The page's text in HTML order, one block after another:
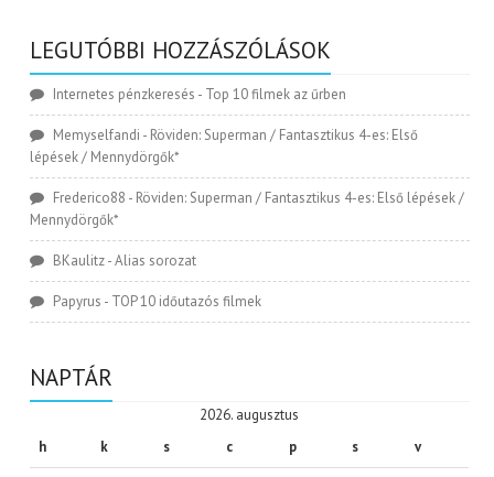
LEGUTÓBBI HOZZÁSZÓLÁSOK
Internetes pénzkeresés - Top 10 filmek az űrben
Memyselfandi - Röviden: Superman / Fantasztikus 4-es: Első
lépések / Mennydörgők*
Frederico88 - Röviden: Superman / Fantasztikus 4-es: Első lépések /
Mennydörgők*
BKaulitz-Alias sorozat
Papyrus - TOP 10 időutazós filmek
NAPTÁR
2026. augusztus
h
k s c p s v